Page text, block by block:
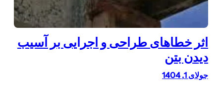
اثر خطاهای طراحی و اجرایی بر آسیب
دیدن بتن
جولای 1, 1404